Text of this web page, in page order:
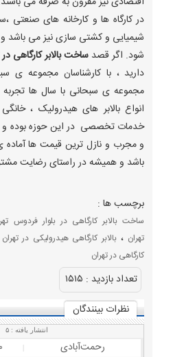
در کارگاه ها و کارخانه های صنعتی
شیمیایی و کشتی سازی نیز می باشد
شود. اگر قصد ساخت بالابر کارگاهی
دارید ، با کارشناسان مجموعه ی
مجموعه ی سبحانی با سال ها
انواع بالابر های هیدرولیک ،
خدمات تخصصی در این حوزه بوده و
و مجرب و نازل ترین قیمت ها آماده
باشد و همیشه در راستای رضایت
برچسب ها :
ساخت بالابر کارگاهی در بلوار فردوس
تهران ،بالابر کارگاهی هیدرولیکی در تهران
کارگاهی در تهران
تعداد بازديد : ۱۵۱۵
نظرات بينندگان
انتشار یافته :۵
رحمت‌آبادی |